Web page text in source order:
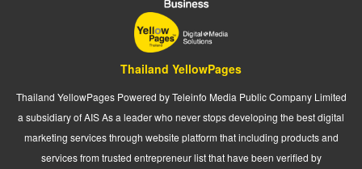
Thailand YellowPages
Thailand YellowPages Powered by Teleinfo Media Public Company Limited
a subsidiary of AIS As a leader who never stops developing the best digital
marketing services through website platform that including products and
services from trusted entrepreneur list that have been verified by